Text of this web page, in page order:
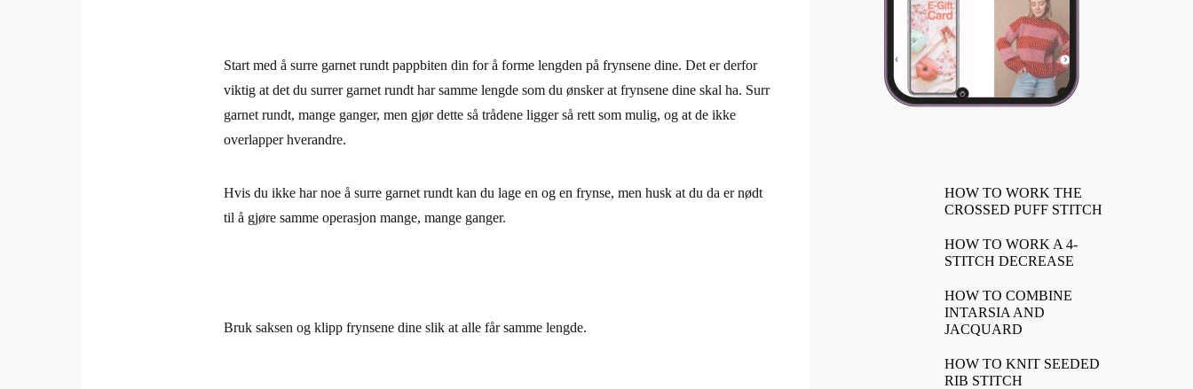
Start med å surre garnet rundt pappbiten din for å forme lengden på frynsene dine. Det er derfor
viktig at det du surrer garnet rundt har samme lengde som du ønsker at frynsene dine skal ha. Surr
garnet rundt, mange ganger, men gjør dette så trådene ligger så rett som mulig, og at de ikke
overlapper hverandre.
Hvis du ikke har noe å surre garnet rundt kan du lage en og en frynse, men husk at du da er nødt
til å gjøre samme operasjon mange, mange ganger.
Bruk saksen og klipp frynsene dine slik at alle får samme lengde.
HOW TO WORK THE
CROSSED PUFF STITCH
HOW TO WORK A 4-
STITCH DECREASE
HOW TO COMBINE
INTARSIA AND
JACQUARD
HOW TO KNIT SEEDED
RIB STITCH